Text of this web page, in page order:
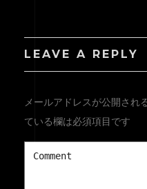
LEAVE A REPLY
メールアドレスが公開され
ている欄は必須項目です